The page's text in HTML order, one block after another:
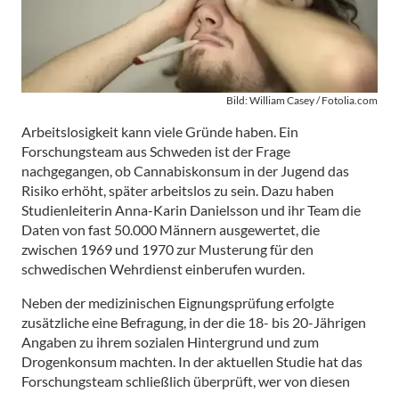
Bild: William Casey / Fotolia.com
Arbeitslosigkeit kann viele Gründe haben. Ein
Forschungsteam aus Schweden ist der Frage
nachgegangen, ob Cannabiskonsum in der Jugend das
Risiko erhöht, später arbeitslos zu sein. Dazu haben
Studienleiterin Anna-Karin Danielsson und ihr Team die
Daten von fast 50.000 Männern ausgewertet, die
zwischen 1969 und 1970 zur Musterung für den
schwedischen Wehrdienst einberufen wurden.
Neben der medizinischen Eignungsprüfung erfolgte
zusätzliche eine Befragung, in der die 18- bis 20-Jährigen
Angaben zu ihrem sozialen Hintergrund und zum
Drogenkonsum machten. In der aktuellen Studie hat das
Forschungsteam schließlich überprüft, wer von diesen